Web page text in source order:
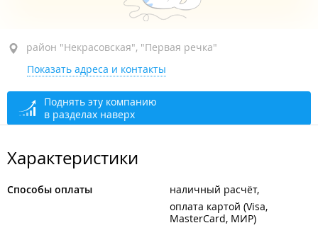
район "Некрасовская", пр-т Красного Знамени, 57
круглосуточно
район "Некрасовская", "Первая речка"
Показать адреса и контакты
Поднять эту компанию
в разделах наверх
Характеристики
Способы оплаты
наличный расчёт
оплата картой (Visa,
MasterCard, МИР)